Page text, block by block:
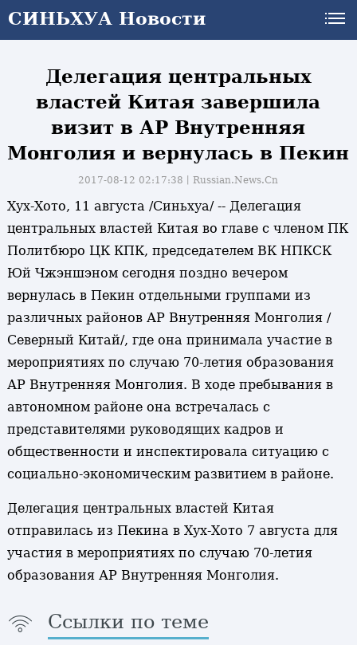
СИНЬХУА Новости
Делегация центральных
властей Китая завершила
визит в АР Внутренняя
Монголия и вернулась в Пекин
2017-08-12 02:17:38丨Russian.News.Cn
Хух-Хото, 11 августа /Синьхуа/ -- Делегация
центральных властей Китая во главе с членом ПК
Политбюро ЦК КПК, председателем ВК НПКСК
Юй Чжэншэном сегодня поздно вечером
вернулась в Пекин отдельными группами из
различных районов АР Внутренняя Монголия /
Северный Китай/, где она принимала участие в
мероприятиях по случаю 70-летия образования
АР Внутренняя Монголия. В ходе пребывания в
автономном районе она встречалась с
представителями руководящих кадров и
общественности и инспектировала ситуацию с
социально-экономическим развитием в районе.
Делегация центральных властей Китая
отправилась из Пекина в Хух-Хото 7 августа для
участия в мероприятиях по случаю 70-летия
образования АР Внутренняя Монголия.
Ссылки по теме